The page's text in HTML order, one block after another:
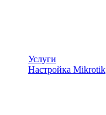
Услуги
Настройка Mikrotik